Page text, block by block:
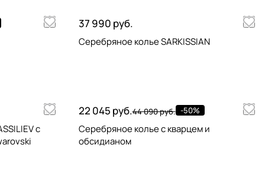
37 990 руб.
Серебряное колье SARKISSIAN
с
22 045 руб.44 090 руб. -50%
Серебряное колье с кварцем и
обсидианом